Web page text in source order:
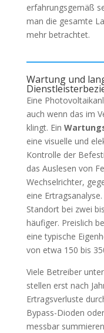
erfahrungsgemäß
man die gesamte
mehr betrachtet.
Wartung und
Eine
auch wenn das im
klingt. Ein
eine visuelle und
Kontrolle der
das Auslesen von
Wechselrichter,
eine
Standort bei zwei
häufiger. Preislich
eine typische
von etwa 150 bis
Viele Betreiber
stellen erst nach
Ertragsverluste
Bypass-Dioden
messbar